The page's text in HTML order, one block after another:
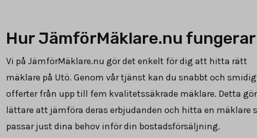
Hur JämförMäklare.nu fungerar
Vi på JämförMäklare.nu gör det enkelt för dig att hitta rätt
mäklare på Utö. Genom vår tjänst kan du snabbt och
offerter från upp till fem kvalitetssäkrade mäklare. Detta
lättare att jämföra deras erbjudanden och hitta en mäklare
passar just dina behov inför din bostadsförsäljning.